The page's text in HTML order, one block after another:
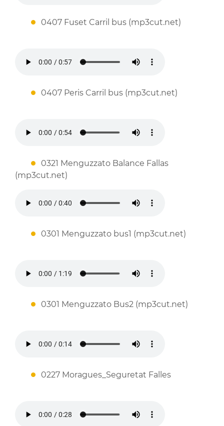
0407 Fuset Carril bus (mp3cut.net)
0407 Peris Carril bus (mp3cut.net)
0321 Menguzzato Balance Fallas
(mp3cut.net)
0301 Menguzzato bus1 (mp3cut.net)
0301 Menguzzato Bus2 (mp3cut.net)
0227 Moragues_Seguretat Falles